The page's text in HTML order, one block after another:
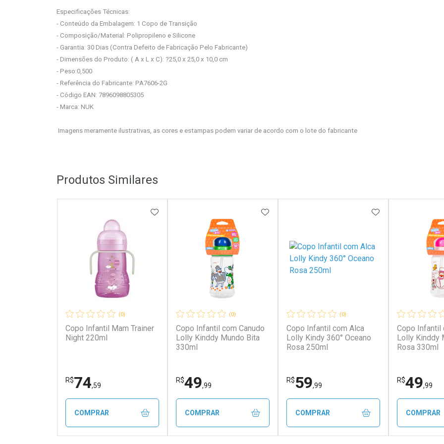
Especificações Técnicas:
- Conteúdo da Embalagem: 1 Copo de Transição
- Composição/Material: Polipropileno e Silicone
- Garantia: 30 Dias (Contra Defeito de Fabricação Pelo Fabricante)
- Dimensões do Produto: ( A x L x C): ?25,0 x 25,0 x 10,0 cm
- Peso:0,500
- Referência do Fabricante: PA7606-2G
- Código EAN: 7896098805305
- Marca: NUK
Imagens meramente ilustrativas, as cores e estampas podem variar de acordo com o lote do fabricante
Produtos Similares
(0)
Copo Infantil Mam Trainer
Night 220ml
R$74,59
ADICIONAR AOS FAVORITOS
COMPRAR
(0)
Copo Infantil com Canudo
Lolly Kinddy Mundo Bita
330ml
R$49,99
ADICIONAR AOS FAVORITOS
COMPRAR
(0)
Copo Infantil com Alca
Lolly Kindy 360° Oceano
Rosa 250ml
R$59,99
ADICIONAR AOS
COMPRAR
Copo Infantil
Lolly Kinddy
Rosa 330ml
R$49,99
COMPRAR